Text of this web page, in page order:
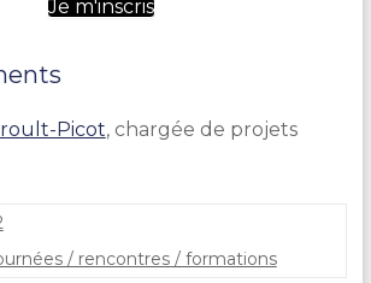
Je m'inscris
Picot, chargée de projets
/ rencontres / formations